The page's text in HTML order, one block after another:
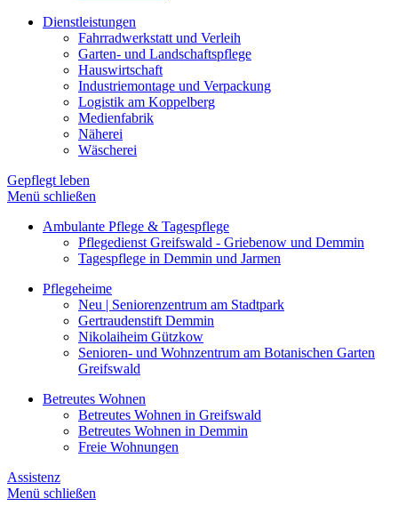
Dienstleistungen
Fahrradwerkstatt und Verleih
Garten- und Landschaftspflege
Hauswirtschaft
Industriemontage und Verpackung
Logistik am Koppelberg
Medienfabrik
Näherei
Wäscherei
Gepflegt leben
Menü schließen
Ambulante Pflege & Tagespflege
Pflegedienst Greifswald - Griebenow und Demmin
Tagespflege in Demmin und Jarmen
Pflegeheime
Neu | Seniorenzentrum am Stadtpark
Gertraudenstift Demmin
Nikolaiheim Gützkow
Senioren- und Wohnzentrum am Botanischen Garten
Greifswald
Betreutes Wohnen
Betreutes Wohnen in Greifswald
Betreutes Wohnen in Demmin
Freie Wohnungen
Assistenz
Menü schließen